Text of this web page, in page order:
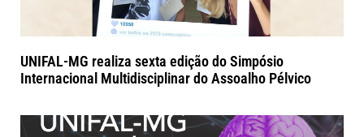
UNIFAL-MG realiza sexta edição do Simpósio
Internacional Multidisciplinar do Assoalho Pélvico